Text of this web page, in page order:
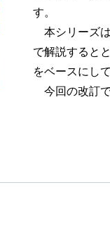
す。
本シリーズ
で解説すると
をベースにし
今回の改訂で